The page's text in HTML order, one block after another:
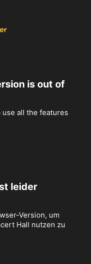
is out of
all the features
leider
Version, um
Hall nutzen zu